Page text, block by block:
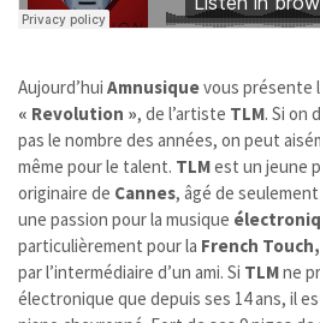
Aujourd’hui Amnusiquevous présente
« Revolution », de l’artiste TLM. Si on
pas le nombre des années, on peut
même pour le talent. TLMest un jeune
originaire de Cannes, âgé de
une passion pour la musique
particulièrement pour la French Touch,
par l’intermédiaire d’un ami. Si TLMne
électronique que depuis ses 14 ans, il